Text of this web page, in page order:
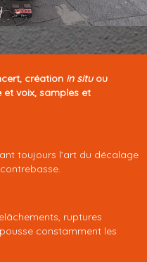
création in situ ou
voix, samples et
toujours l’art du décalage
ruptures
constamment les